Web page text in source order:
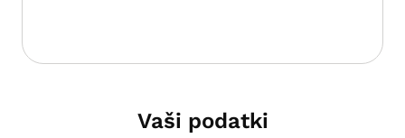
Vaši podatki